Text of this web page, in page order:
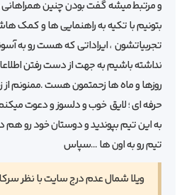
و مرتبط میشه گفت بودن چنین
بتونیم با تکیه به راهنمایی ها و
تجربیاتشون ، ایراداتی که هست رو به
نداشته باشیم به جهت از دست رفتن
روزها و ماه ها زحمتمون هست .ممنونم
حرفه ای ؛ لایق خوب و دلسوز و دعوت
به این تیم بپوندید و دوستان خود رو هم
تیم رو به اون ها …سپاس
ویلا شمال عدم درج سایت با نظر